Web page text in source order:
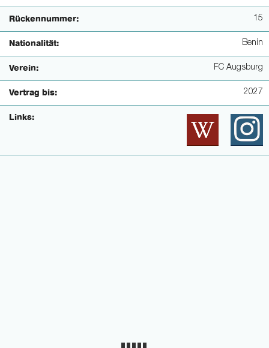
Rückennummer: 15
Nationalität: Benin
Verein: FC Augsburg
Vertrag bis: 2027
Links: